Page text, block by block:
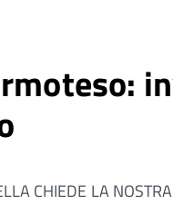
CHIEDE LA